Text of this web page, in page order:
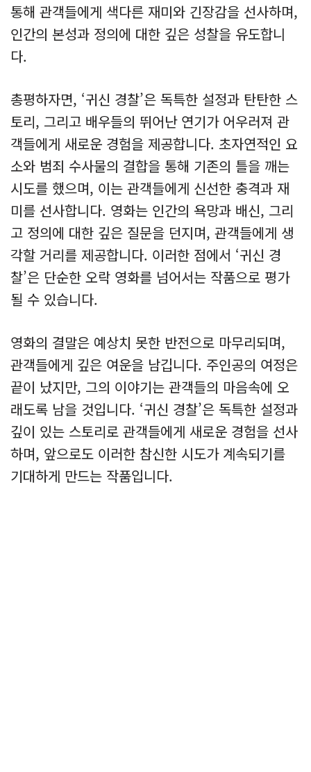
통해 관객들에게 색다른 재미와 긴장감을 선사하며,
인간의 본성과 정의에 대한 깊은 성찰을 유도합니
다.
총평하자면, ‘귀신 경찰’은 독특한 설정과 탄탄한 스
토리, 그리고 배우들의 뛰어난 연기가 어우러져 관
객들에게 새로운 경험을 제공합니다. 초자연적인 요
소와 범죄 수사물의 결합을 통해 기존의 틀을 깨는
시도를 했으며, 이는 관객들에게 신선한 충격과 재
미를 선사합니다. 영화는 인간의 욕망과 배신, 그리
고 정의에 대한 깊은 질문을 던지며, 관객들에게 생
각할 거리를 제공합니다. 이러한 점에서 ‘귀신 경
찰’은 단순한 오락 영화를 넘어서는 작품으로 평가
될 수 있습니다.
영화의 결말은 예상치 못한 반전으로 마무리되며,
관객들에게 깊은 여운을 남깁니다. 주인공의 여정은
끝이 났지만, 그의 이야기는 관객들의 마음속에 오
래도록 남을 것입니다. ‘귀신 경찰’은 독특한 설정과
깊이 있는 스토리로 관객들에게 새로운 경험을 선사
하며, 앞으로도 이러한 참신한 시도가 계속되기를
기대하게 만드는 작품입니다.